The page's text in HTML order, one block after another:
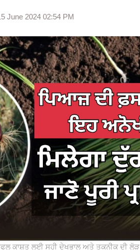
June 2024 02:54 PM
ਕਾਸ਼ਤ ਲਈ ਸਹੀ ਦੇਖਭਾਲ ਅਤੇ ਤਕਨੀਕ ਦੀ ਲੋੜ